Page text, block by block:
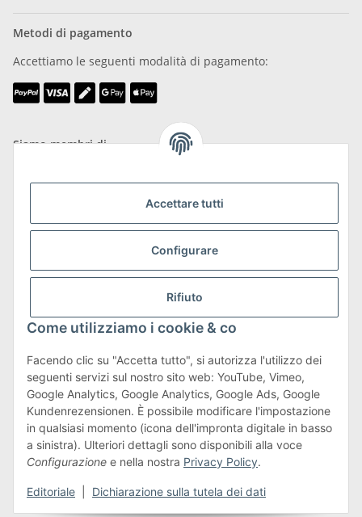
Accettare tutti
Configurare
Rifiuto
Come utilizziamo i cookie & co
Facendo clic su "Accetta tutto", si autorizza l'utilizzo dei
seguenti servizi sul nostro sito web: YouTube, Vimeo,
Google Analytics, Google Analytics, Google Ads, Google
Kundenrezensionen. È possibile modificare l'impostazione
in qualsiasi momento (icona dell'impronta digitale in basso
a sinistra). Ulteriori dettagli sono disponibili alla voce
Configurazione e nella nostra Privacy Policy.
Editoriale Dichiarazione sulla tutela dei dati
Metodi di pagamento
Accettiamo le seguenti modalità di pagamento:
Siamo membri di
Maggiori informazioni su spedizioni e resi
Termini e condizioni
#global.withdrawalForm#